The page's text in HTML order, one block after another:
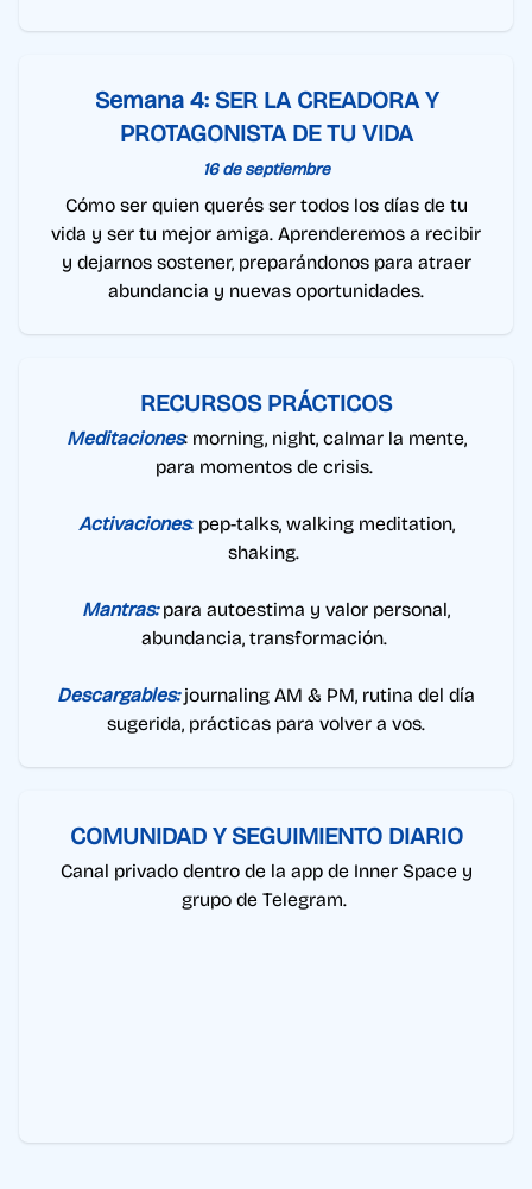
Semana 4: SER LA CREADORA Y
PROTAGONISTA DE TU VIDA
16 de septiembre
Cómo ser quien querés ser todos los días de tu
vida y ser tu mejor amiga. Aprenderemos a recibir
y dejarnos sostener, preparándonos para atraer
abundancia y nuevas oportunidades.
RECURSOS PRÁCTICOS
Meditaciones: morning, night, calmar la mente,
para momentos de crisis.
Activaciones:pep-talks, walking meditation,
shaking.
Mantras:para autoestima y valor personal,
abundancia, transformación.
Descargables: journaling AM & PM, rutina del día
sugerida, prácticas para volver a vos.
COMUNIDAD Y SEGUIMIENTO DIARIO
Canal privado dentro de la app de Inner Space y
grupo de Telegram.